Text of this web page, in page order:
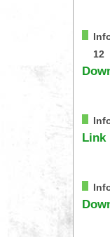
12
Link